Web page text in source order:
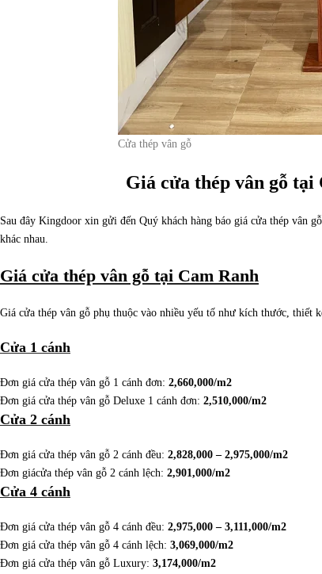
Cửa thép vân gỗ
Giá cửa thép vân gỗ
Sau đây Kingdoor xin gửi đến Quý khách hàng báo giá cửa thép vân
khác nhau.
Giá cửa thép vân gỗ tại Cam Ranh
Giá cửa thép vân gỗ phụ thuộc vào nhiều yếu tố như kích thước,
Cửa 1 cánh
Đơn giá cửa thép vân gỗ 1 cánh đơn: 2,660,000/m2
Đơn giá cửa thép vân gỗ Deluxe 1 cánh đơn: 2,510,000/m2
Cửa 2 cánh
Đơn giá cửa thép vân gỗ 2 cánh đều: 2,828,000 – 2,975,000/m2
Đơn giácửa thép vân gỗ 2 cánh lệch: 2,901,000/m2
Cửa 4 cánh
Đơn giá cửa thép vân gỗ 4 cánh đều: 2,975,000 – 3,111,000/m2
Đơn giá cửa thép vân gỗ 4 cánh lệch: 3,069,000/m2
Đơn giá cửa thép vân gỗ Luxury: 3,174,000/m2